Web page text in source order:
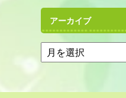
アーカイブ